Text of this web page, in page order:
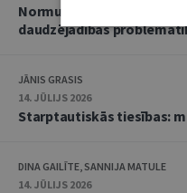
Normu konkurences un
daudzējādības
JĀNIS GRASIS
14. JŪLIJS 2026
Starptautiskās tiesības:
DINA GAILĪTE, SANNIJA MATULE
14. JŪLIJS 2026